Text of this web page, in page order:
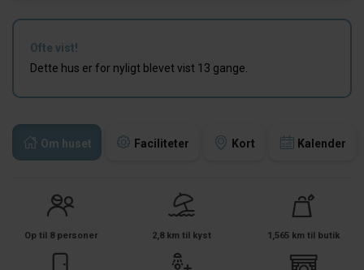
Om huset Faciliteter Kort Kalender
Op til 8 personer 2,8 km til kyst 1,565 km til butik
Ofte vist!
Dette hus er for nyligt blevet vist 13 gange.